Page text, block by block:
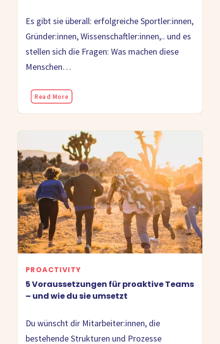
Es gibt sie überall: erfolgreiche Sportler:innen,
Gründer:innen, Wissenschaftler:innen,.. und es
stellen sich die Fragen: Was machen diese
Menschen…
Read More
PROACTIVITY
5 Voraussetzungen für proaktive Teams
– und wie du sie umsetzt
Du wünscht dir Mitarbeiter:innen, die
bestehende Strukturen und Prozesse